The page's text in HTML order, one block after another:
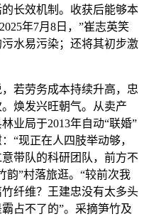
长效机制。收获后能够本
年7月8日，”崔志英笑
水易污染；还将其初步激
若劳务成本持续升高，忠
焕发兴旺朝气。从卖产
业局于2013年自动“联婚”
“现正在人四肢举动够，
带队的科研团队，前方不
”村落旅逛。“较前次我
纤维？王建忠没有太多头
占不了的”。采摘笋竹及